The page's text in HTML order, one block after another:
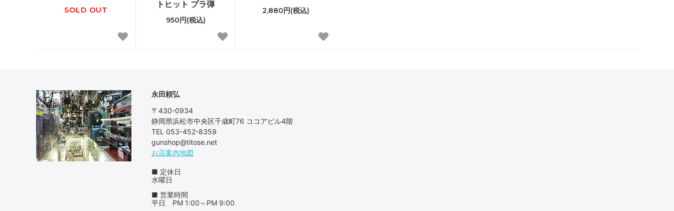
SOLD OUT
トヒット プラ弾
950円(税込)
2,880円(税込)
永田頼弘
〒430-0934
静岡県浜松市中央区千歳町76 ココアビル4階
TEL 053-452-8359
gunshop@titose.net
お店案内地図
■ 定休日
水曜日
■ 営業時間
平日 PM 1:00～PM 9:00